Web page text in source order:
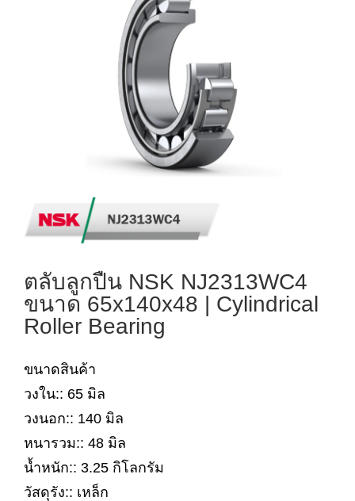
ตลับลูกปืน NSK NJ2313WC4
ขนาด 65x140x48 | Cylindrical
Roller Bearing
ขนาดสินค้า
วงใน:: 65 มิล
วงนอก:: 140 มิล
หนารวม:: 48 มิล
น้ำหนัก:: 3.25 กิโลกรัม
วัสดุรัง:: เหล็ก